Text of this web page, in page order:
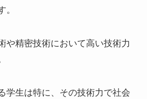
。
や精密技術において高い技術力
学生は特に、その技術力で社会